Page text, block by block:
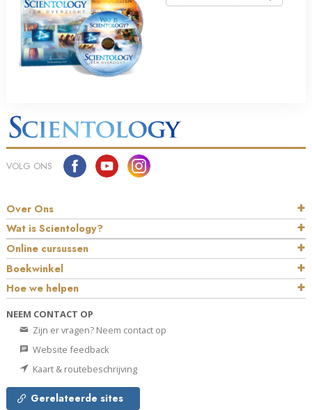
VOLG ONS
Over Ons
Wat is Scientology?
Online cursussen
Boekwinkel
Hoe we helpen
NEEM CONTACT OP
Zijn er vragen? Neem contact op
Website feedback
Kaart & routebeschrijving
Gerelateerde sites